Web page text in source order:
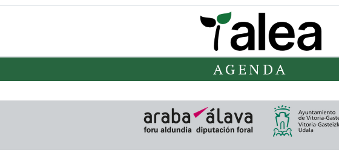
AGENDA